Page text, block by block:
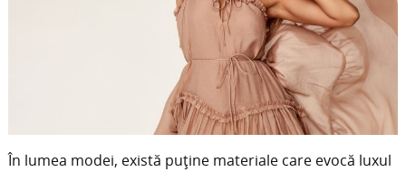
În lumea modei, există puține materiale care evocă luxul